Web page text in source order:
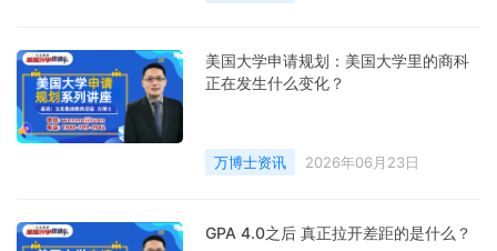
美国大学申请规划：美国大学里的商科
正在发生什么变化？
万博士资讯 2026年06月23日
GPA 4.0之后 真正拉开差距的是什么？